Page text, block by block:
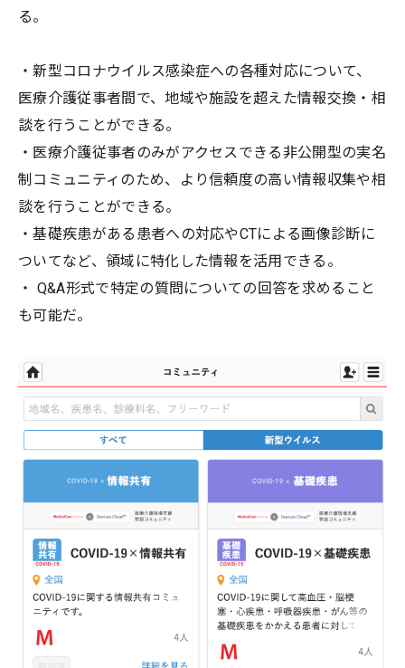
る。
・新型コロナウイルス感染症への各種対応について、
医療介護従事者間で、地域や施設を超えた情報交換・相
談を行うことができる。
・医療介護従事者のみがアクセスできる非公開型の実名
制コミュニティのため、より信頼度の高い情報収集や相
談を行うことができる。
・基礎疾患がある患者への対応やCTによる画像診断に
ついてなど、領域に特化した情報を活用できる。
・ Q&A形式で特定の質問についての回答を求めること
も可能だ。